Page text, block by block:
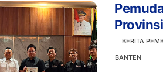
BERITA
BANTEN